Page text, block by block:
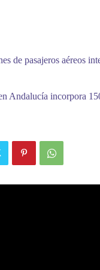
de pasajeros aéreos
Andalucía incorpora